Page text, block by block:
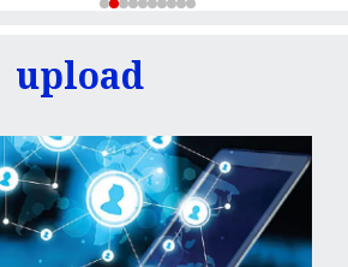
upload